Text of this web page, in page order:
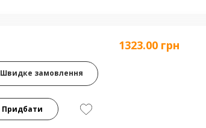
1323.00 грн
Швидке замовлення
Придбати